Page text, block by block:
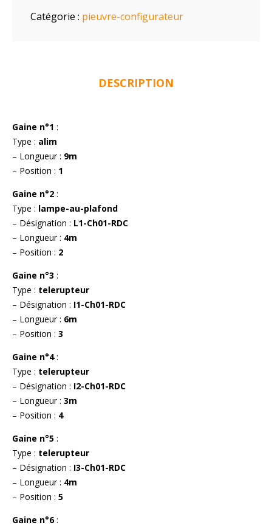
Catégorie : pieuvre-configurateur
DESCRIPTION
Gaine n°1 :
Type : alim
– Longueur : 9m
– Position : 1
Gaine n°2 :
Type : lampe-au-plafond
– Désignation : L1-Ch01-RDC
– Longueur : 4m
– Position : 2
Gaine n°3 :
Type : telerupteur
– Désignation : I1-Ch01-RDC
– Longueur : 6m
– Position : 3
Gaine n°4:
Type : telerupteur
– Désignation : I2-Ch01-RDC
– Longueur : 3m
– Position : 4
Gaine n°5 :
Type : telerupteur
– Désignation : I3-Ch01-RDC
– Longueur : 4m
– Position : 5
Gaine n°6: